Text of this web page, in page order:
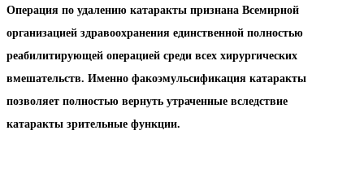
Операция по удалению катаракты признана Всемирной
организацией здравоохранения единственной полностью
реабилитирующей операцией среди всех хирургических
вмешательств. Именно факоэмульсификация катаракты
позволяет полностью вернуть утраченные вследствие
катаракты зрительные функции.